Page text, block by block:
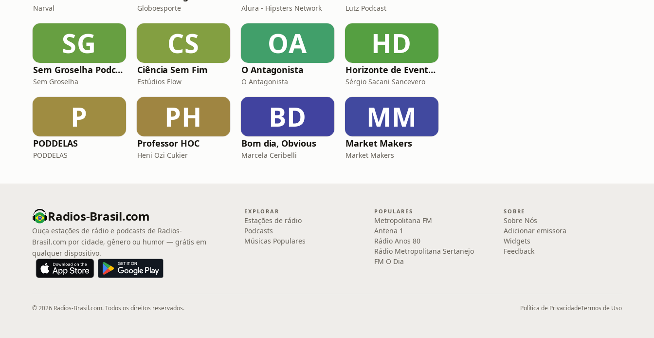
Narval Globoesporte Alura - Hipsters Network Lutz Podcast
SG
Sem Groselha Podcast
Sem Groselha
CS
Ciência Sem Fim
Estúdios Flow
OA
O Antagonista
O Antagonista
HD
Horizonte de Eventos
Sérgio Sacani Sancevero
P
PODDELAS
PODDELAS
PH
Professor HOC
Heni Ozi Cukier
BD
Bom dia, Obvious
Marcela Ceribelli
MM
Market Makers
Market Makers
Radios-Brasil.com
Ouça estações de rádio e podcasts de Radios-
Brasil.com por cidade, gênero ou humor — grátis em
qualquer dispositivo.
EXPLORAR
Estações de rádio
Podcasts
Músicas Populares
POPULARES
Metropolitana FM
Antena 1
Rádio Anos 80
Rádio Metropolitana Sertanejo
FM O Dia
SOBRE
Sobre Nós
Adicionar emissora
Widgets
Feedback
© 2026 Radios-Brasil.com. Todos os direitos reservados. Política de PrivacidadeTermos de Uso